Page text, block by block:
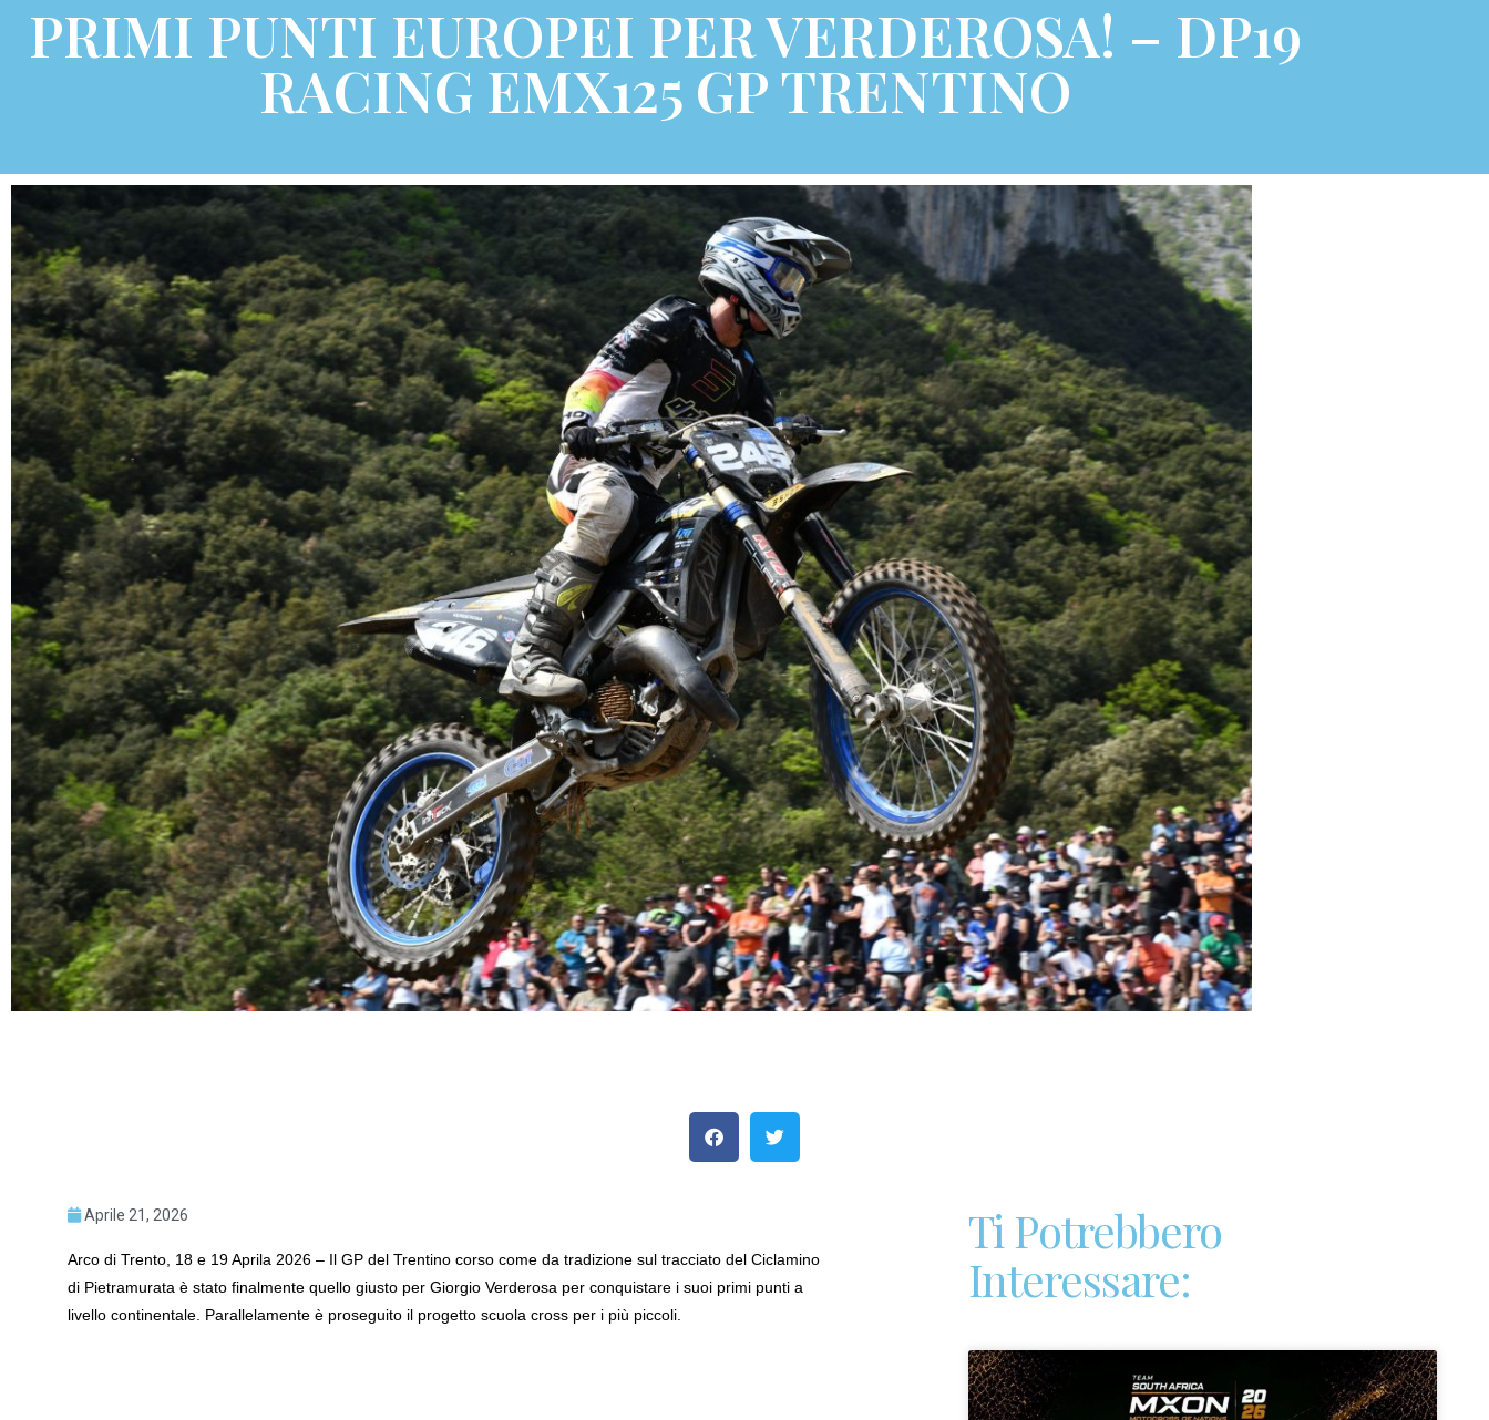
PRIMI PUNTI EUROPEI PER VERDEROSA! – DP19
RACING EMX125 GP TRENTINO
Aprile 21, 2026
Arco di Trento, 18 e 19 Aprila 2026 – Il GP del Trentino corso come da tradizione sul tracciato del Ciclamino
di Pietramurata è stato finalmente quello giusto per Giorgio Verderosa per conquistare i suoi primi punti a
livello continentale. Parallelamente è proseguito il progetto scuola cross per i più piccoli.
Ti Potrebbero
Interessare: